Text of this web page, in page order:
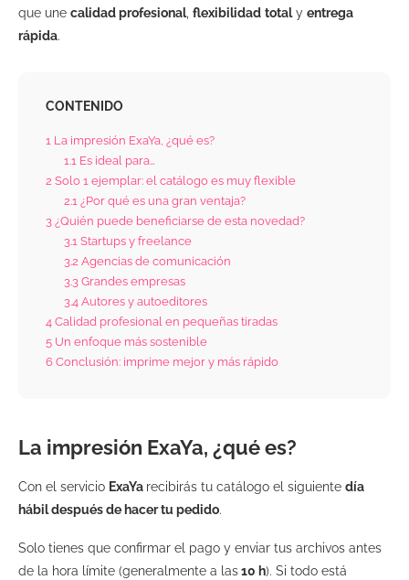
que une calidad profesional, flexibilidad totaly entrega
rápida.
CONTENIDO
1 La impresión ExaYa, ¿qué es?
1.1 Es ideal para…
2 Solo 1 ejemplar: el catálogo es muy flexible
2.1 ¿Por qué es una gran ventaja?
3 ¿Quién puede beneficiarse de esta novedad?
3.1 Startups y freelance
3.2 Agencias de comunicación
3.3 Grandes empresas
3.4 Autores y autoeditores
4 Calidad profesional en pequeñas tiradas
5 Un enfoque más sostenible
6Conclusión: imprime mejor y más rápido
La impresión ExaYa, ¿qué es?
Con el servicio ExaYa recibirás tu catálogo el siguiente día
hábil después de hacer tu pedido.
Solo tienes que confirmar el pago y enviar tus archivos antes
de la hora límite (generalmente a las10 h). Si todo está